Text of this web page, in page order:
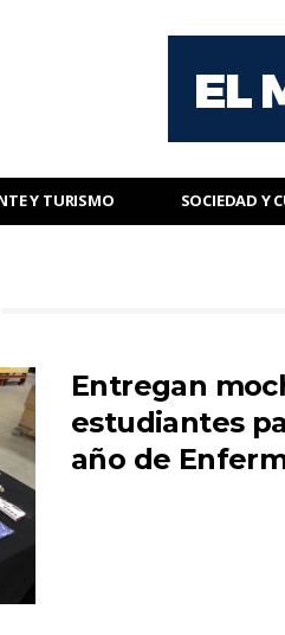
Y TURISMO SOCIEDAD Y
Entregan
estudiantes
año de